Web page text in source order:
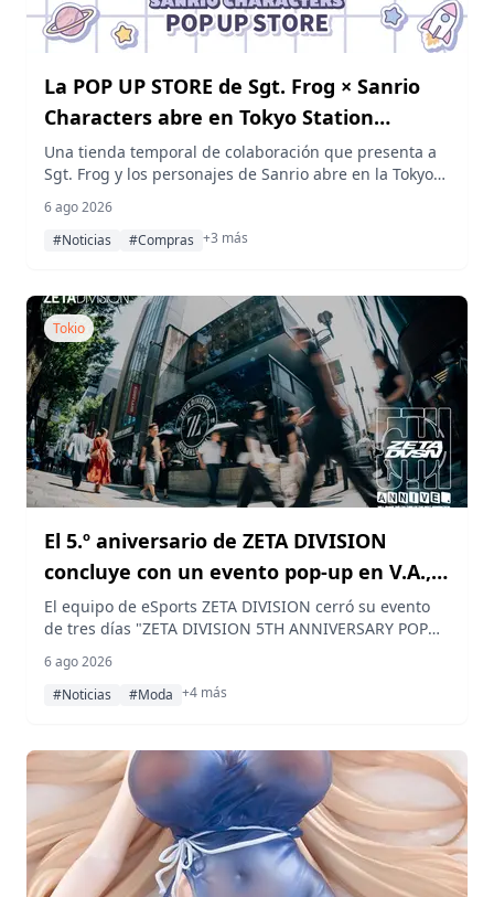
La POP UP STORE de Sgt. Frog × Sanrio
Characters abre en Tokyo Station
Ichibangai
Una tienda temporal de colaboración que presenta a
Sgt. Frog y los personajes de Sanrio abre en la Tokyo
Ichibangai y en la Tokyo Station Online Plaza del 7 al
20 de agosto de 2026.
6 ago 2026
#Noticias
#Compras +3 más
Tokio
El 5.º aniversario de ZETA DIVISION
concluye con un evento pop-up en V.A.,
Harajuku
El equipo de eSports ZETA DIVISION cerró su evento
de tres días "ZETA DIVISION 5TH ANNIVERSARY POP
conmemorando cinco años junto a sus seguidores
mediante mercancía de edición limitada y un espacio
6 ago 2026
#Noticias
#Moda +4 más